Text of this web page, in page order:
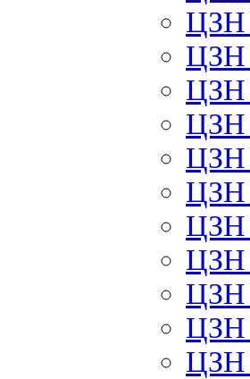
ЦЗН
ЦЗН
ЦЗН
ЦЗН
ЦЗН
ЦЗН
ЦЗН
ЦЗН
ЦЗН
ЦЗН
ЦЗН